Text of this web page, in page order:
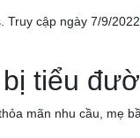
Truy cập ngày 7/9/2022
tiểu
mãn nhu cầu, mẹ